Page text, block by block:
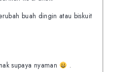
buah dingin atau biskuit
supaya nyaman
.